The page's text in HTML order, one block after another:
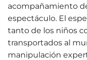
acompañamiento
espectáculo. El
tanto de los niños
transportados al
manipulación